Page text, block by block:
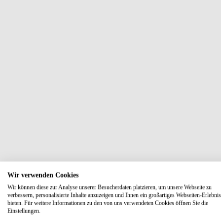
Wir verwenden Cookies
Wir können diese zur Analyse unserer Besucherdaten platzieren, um unsere Webseite zu
verbessern, personalisierte Inhalte anzuzeigen und Ihnen ein großartiges Webseiten-
bieten. Für weitere Informationen zu den von uns verwendeten Cookies öffnen Sie die
Einstellungen.